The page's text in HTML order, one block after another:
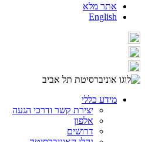
אתר מלא
English
מידע כללי
יצירת קשר ודרכי הגעה
אלפון
דרושים